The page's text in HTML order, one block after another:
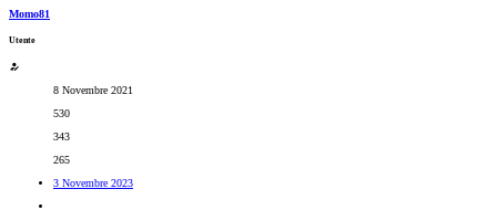
Momo81
Utente
8 Novembre 2021
530
343
265
3 Novembre 2023